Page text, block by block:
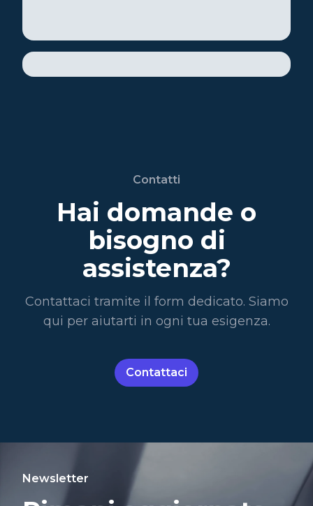
Contatti
Hai domande o
bisogno di
assistenza?
Contattaci tramite il form dedicato. Siamo
qui per aiutarti in ogni tua esigenza.
Contattaci
Newsletter